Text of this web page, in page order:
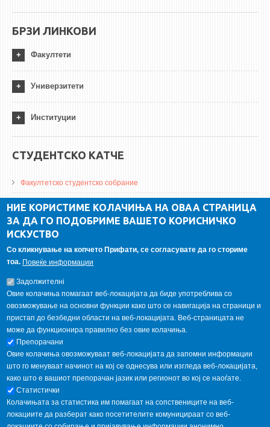
БРЗИ ЛИНКОВИ
Факултети
Универзитети
Институции
СТУДЕНТСКО КАТЧЕ
Факултетско студентско собрание
ДА Винчи магазин
Алумни асоцијација
ГАЛЕРИЈА
НИЕ КОРИСТИМЕ КОЛАЧИЊА НА ОВАА СТРАНИЦА
ЗА ДА ГО ПОДОБРИМЕ ВАШЕТО КОРИСНИЧКО
ИСКУСТВО
Со кликнување на копчето Прифати, се согласувате да го сториме
тоа. Повеќе информации
Задолжителнi
Овие колачиња помагаат веб-локацијата да биде употреблива со
овозможување на основни функции како што се навигација на страници и
пристап до безбедни области на веб-локацијата. Веб-страницата не
може да функционира правилно без овие колачиња.
Препорачани
Овие колачиња овозможуваат веб-локацијата да запомни информации
што го менуваат начинот на кој се однесува или изгледа веб-локацијата,
како што е вашиот препорачан јазик или регионот во кој се наоѓате.
Статистички
Колачињата за статистика им помагаат на сопствениците на веб-
локациите да разберат како посетителите комуницираат со веб-